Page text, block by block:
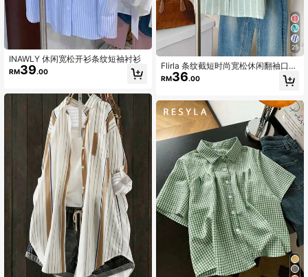
INAWLY 休闲宽松开衫条纹短袖衬衫
RM39.00
25
Flirla 条纹截短时尚宽松休闲翻袖口短
袖女士衬衫
RM36.00